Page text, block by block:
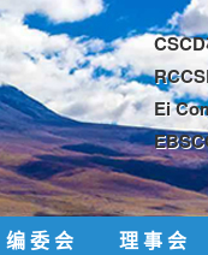
Ei
编 委 会 理 事 会